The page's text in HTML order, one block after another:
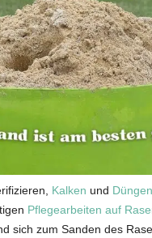
Kalken und Düngen
Pflegearbeiten auf
sich zum Sanden des